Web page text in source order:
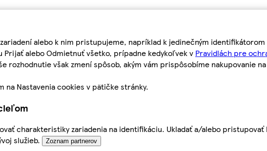
alebo k nim pristupujeme, napríklad k jedinečným
alebo Odmietnuť všetko, prípadne kedykoľvek v Pravidlách pre
rozhodnutie však zmení spôsob, akým vám prispôsobíme nakupovanie
na Nastavenia cookies v pätičke stránky.
charakteristiky zariadenia na identifikáciu. Ukladať a/alebo
služieb.
Zoznam partnerov